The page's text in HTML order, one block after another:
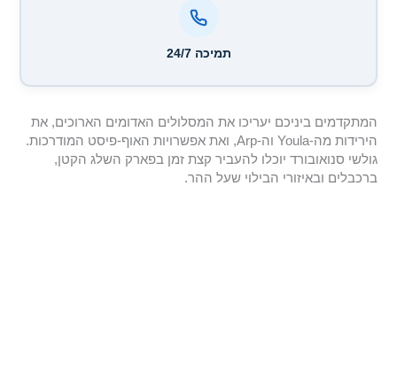
תמיכה 24/7
המתקדמים ביניכם יעריכו את המסלולים האדומים הארוכים, את
הירידות מה-Youla וה-Arp, ואת אפשרויות האוף-פיסט המודרכות.
גולשי סנואובורד יוכלו להעביר קצת זמן בפארק השלג הקטן,
ברכבלים ובאיזורי הבילוי שעל ההר.